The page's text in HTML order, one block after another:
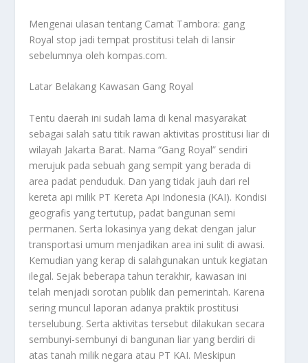
Mengenai ulasan tentang Camat Tambora: gang
Royal stop jadi tempat prostitusi telah di lansir
sebelumnya oleh kompas.com.
Latar Belakang Kawasan Gang Royal
Tentu daerah ini sudah lama di kenal masyarakat
sebagai salah satu titik rawan aktivitas prostitusi liar di
wilayah Jakarta Barat. Nama “Gang Royal” sendiri
merujuk pada sebuah gang sempit yang berada di
area padat penduduk. Dan yang tidak jauh dari rel
kereta api milik PT Kereta Api Indonesia (KAI). Kondisi
geografis yang tertutup, padat bangunan semi
permanen. Serta lokasinya yang dekat dengan jalur
transportasi umum menjadikan area ini sulit di awasi.
Kemudian yang kerap di salahgunakan untuk kegiatan
ilegal. Sejak beberapa tahun terakhir, kawasan ini
telah menjadi sorotan publik dan pemerintah. Karena
sering muncul laporan adanya praktik prostitusi
terselubung. Serta aktivitas tersebut dilakukan secara
sembunyi-sembunyi di bangunan liar yang berdiri di
atas tanah milik negara atau PT KAI. Meskipun